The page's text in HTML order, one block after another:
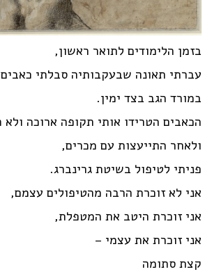
בזמן הלימודים לתואר ראשון,
עברתי תאונה שבעקבותיה סבלתי כאבים
במורד הגב בצד ימין.
הכאבים הטרידו אותי תקופה ארוכה ולא
ולאחר התייעצות עם מכרים,
פניתי לטיפול בשיטת גרינברג.
אני לא זוכרת הרבה מהטיפולים עצמם,
אני זוכרת היטב את המטפלת,
אני זוכרת את עצמי –
קצת סתומה